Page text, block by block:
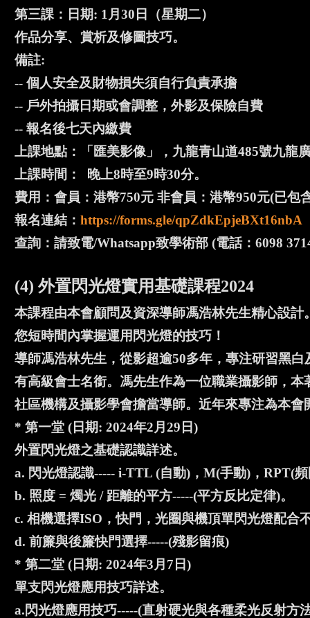
第三課：日期: 1月30日（星期二）
作品分享、賞析及修圖技巧。
備註:
-- 個人安全及財物損失須自行負責承擔
-- 戶外拍攝日期或會調整，外影及保險自費
-- 報名後七天內繳費
上課地點：「匯美影像」，九龍青山道485號九龍
上課時間： 晚上8時至9時30分。
費用：會員：港幣750元 非會員：港幣950元(已
報名連結： https://forms.gle/qpZdkEpjeBXt16nbA
查詢：請致電/Whatsapp致學術部 (電話：6098
(4) 外置閃光燈實用基礎課程2024
本課程由本會顧問及資深導師馮浩林先生精心設
您短時間內掌握運用閃光燈的技巧！
導師馮浩林先生，從影超逾50多年，專注研習黑
有高級會士名銜。馮先生作為一位職業攝影師，
社區機構及攝影學會擔當導師。近年來專注為本
* 第一堂 (日期: 2024年2月29日)
外置閃光燈之基礎認識詳述。
a. 閃光燈認識----- i-TTL (自動)，M(手動)，RPT(
b. 照度 = 燭光 / 距離的平方-----(平方反比定律)。
c. 相機選擇ISO，快門，光圈與機頂單閃光燈配合
d. 前簾與後簾快門選擇-----(殘影留痕)
* 第二堂 (日期: 2024年3月7日)
單支閃光燈應用技巧詳述。
a.閃光燈應用技巧-----(直射硬光與各種柔光反射方